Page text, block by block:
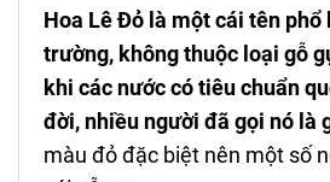
Hoa Lê Đỏ là một cái tên phổ
trường, không thuộc loại gỗ
khi các nước có tiêu chuẩn
đời, nhiều người đã gọi nó là
màu đỏ đặc biệt nên một số